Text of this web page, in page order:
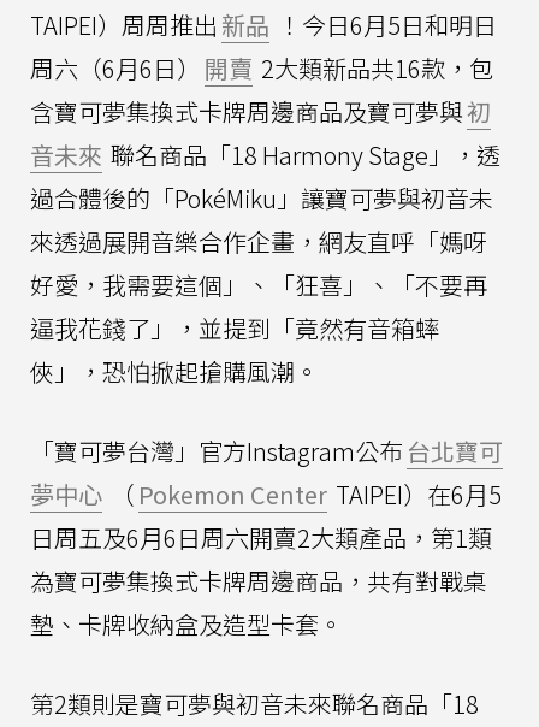
TAIPEI）周周推出 新品 ！今日6月5日和明日
周六（6月6日）
開賣 2大類新品共16款，包
含寶可夢集換式卡牌周邊商品及寶可夢與初
音未來 聯名商品「18 Harmony Stage」，透
過合體後的「PokéMiku」讓寶可夢與初音未
來透過展開音樂合作企畫，網友直呼「媽呀
好愛，我需要這個」、「狂喜」、「不要再
逼我花錢了」，並提到「竟然有音箱蟀
俠」，恐怕掀起搶購風潮。
「寶可夢台灣」官方Instagram公布 台北寶可
夢中心
（ Pokemon Center TAIPEI）在6月5
日周五及6月6日周六開賣2大類產品，第1類
為寶可夢集換式卡牌周邊商品，共有對戰桌
墊、卡牌收納盒及造型卡套。
第2類則是寶可夢與初音未來聯名商品「18